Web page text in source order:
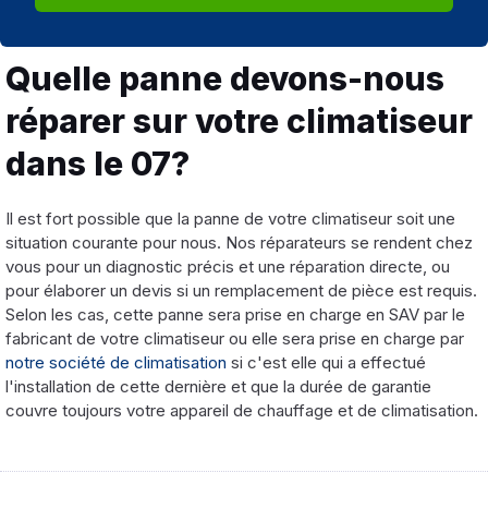
Quelle panne devons-nous
réparer sur votre climatiseur
dans le 07?
Il est fort possible que la panne de votre climatiseur soit une
situation courante pour nous. Nos réparateurs se rendent chez
vous pour un diagnostic précis et une réparation directe, ou
pour élaborer un devis si un remplacement de pièce est requis.
Selon les cas, cette panne sera prise en charge en SAV par le
fabricant de votre climatiseur ou elle sera prise en charge par
notre société de climatisation si c'est elle qui a effectué
l'installation de cette dernière et que la durée de garantie
couvre toujours votre appareil de chauffage et de climatisation.